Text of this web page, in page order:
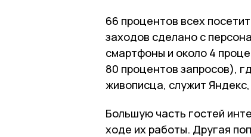
66 процентов всех
заходов сделано с
смартфоны и около 4
80 процентов запросов),
живописца, служит
Большую часть гостей
ходе их работы. Другая